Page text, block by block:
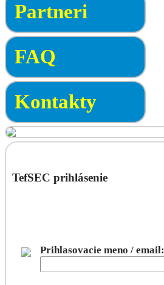
Partneri
FAQ
Kontakty
TefSEC prihlásenie
Prihlasovacie meno / email: